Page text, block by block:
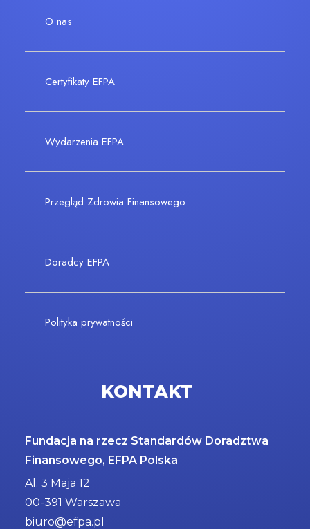
O nas
Certyfikaty EFPA
Wydarzenia EFPA
Przegląd Zdrowia Finansowego
Doradcy EFPA
Polityka prywatności
KONTAKT
Fundacja na rzecz Standardów Doradztwa
Finansowego, EFPA Polska
Al. 3 Maja 12
00-391 Warszawa
biuro@efpa.pl